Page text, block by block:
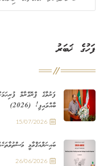
ފަހުގެ ޚަބަރު
ފަރުވާގެ ޕްރޮގްރާމް
ބާއްވައިފި! (2026)
15/07/2026
ބައިނަލްއަޤްވާމީ
26/06/2026